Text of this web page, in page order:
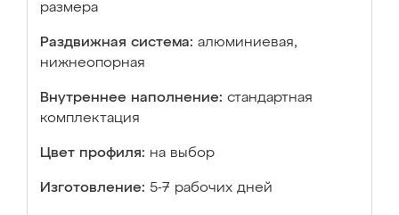
размера
Раздвижная система: алюминиевая,
нижнеопорная
Внутреннее наполнение: стандартная
комплектация
Цвет профиля: на выбор
Изготовление: 5-7 рабочих дней